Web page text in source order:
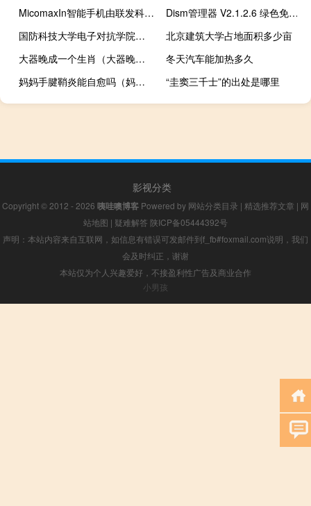
MicomaxIn智能手机由联发科HelioG系列SoC提供支持
Dism管理器 V2.1.2.6 绿色免费版（Dism管理器 V2.1.2.6 绿色免费版功能简介）
国防科技大学电子对抗学院在哪里
北京建筑大学占地面积多少亩
大器晚成一个生肖（大器晚成是什么生肖）
冬天汽车能加热多久
妈妈手腱鞘炎能自愈吗（妈妈手腱鞘炎怎么治疗好）
“圭窦三千士”的出处是哪里
影视分类
Copyright © 2012 - 2026 咦哇噢博客 Powered by 网站分类目录 | 精选推荐文章 | 网
站地图 | 疑难解答 陕ICP备05444392号
声明：本站内容来自互联网，如信息有错误可发邮件到f_fb#foxmail.com说明，我们
会及时纠正，谢谢
本站仅为个人兴趣爱好，不接盈利性广告及商业合作
小男孩